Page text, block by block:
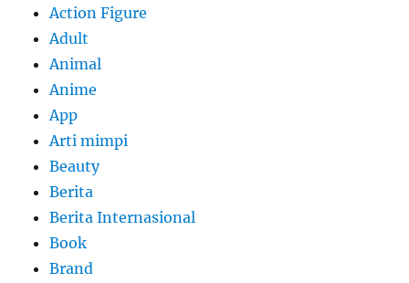
Action Figure
Adult
Animal
Anime
App
Arti mimpi
Beauty
Berita
Berita Internasional
Book
Brand